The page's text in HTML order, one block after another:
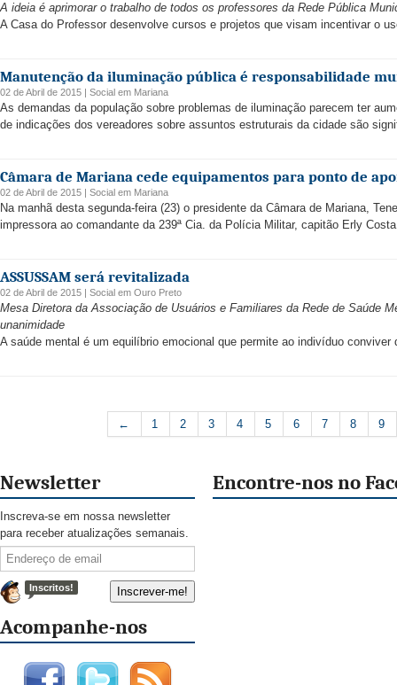
A ideia é aprimorar o trabalho de todos os professores da Rede Pública
A Casa do Professor desenvolve cursos e projetos que visam incentivar o
Manutenção da iluminação pública é responsabilidade
02 de Abril de 2015 | Social em Mariana
As demandas da população sobre problemas de iluminação parecem ter
de indicações dos vereadores sobre assuntos estruturais da cidade são
Câmara de Mariana cede equipamentos para ponto de
02 de Abril de 2015 | Social em Mariana
Na manhã desta segunda-feira (23) o presidente da Câmara de Mariana,
impressora ao comandante da 239ª Cia. da Polícia Militar, capitão Erly
ASSUSSAM será revitalizada
02 de Abril de 2015 | Social em Ouro Preto
Mesa Diretora da Associação de Usuários e Familiares da Rede de Saúde
unanimidade
A saúde mental é um equilíbrio emocional que permite ao indivíduo conviver
← 1 2 3 4 5 6 7 8 9
Newsletter
Inscreva-se em nossa newsletter
para receber atualizações semanais.
Inscritos!
Acompanhe-nos
Encontre-nos no